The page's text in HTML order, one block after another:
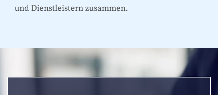
und Dienstleistern zusammen.